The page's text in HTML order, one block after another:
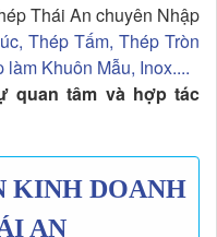
Thái An chuyên Nhập
Thép Tấm, Thép Tròn
Khuôn Mẫu, Inox....
quan tâm và hợp tác
KINH DOANH
AN